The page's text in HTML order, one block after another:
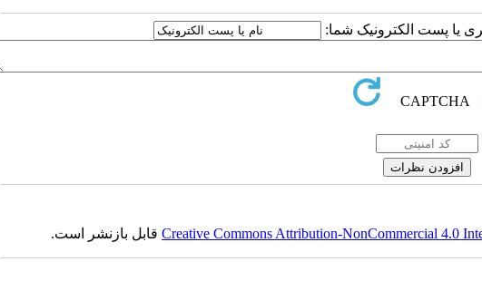
یا پست الکترونیک شما:
Creative Commons Attribution-NonCommercial 4.0قابل بازنشر است.